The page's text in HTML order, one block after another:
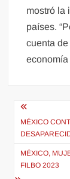
mostró la
países.
cuenta
economía
de
MÉXICO
MÉXICO,
FILBO 2023